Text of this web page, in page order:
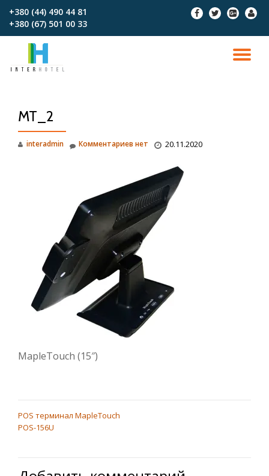
Перейти
содержимому
+380 (44) 490 44 81
+380 (67)‎‎ 501 00 33
fa-
fa-
fa-
plus-
square
fa-
MT_2
interadmin 20.11.2020
Комментариев нет
MapleTouch (15″)
НАВИГАЦИЯ
ЗАПИСЯМ
POS терминал MapleTouch
POS-156U